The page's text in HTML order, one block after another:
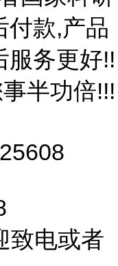
付款,产品
服务更好!!
半功倍!!!
致电或者